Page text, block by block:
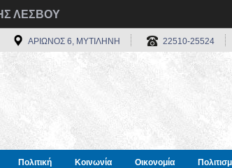
ΛΕΣΒΟΥ
ΑΡΙΩΝΟΣ 6, ΜΥΤΙΛΗΝΗ 22510-25524
Πολιτική Κοινωνία Οικονομία